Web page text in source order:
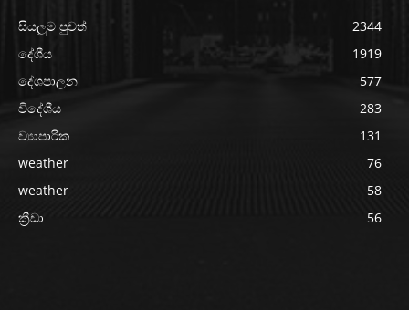
සියලුම පුවත්
2344
දේශීය
1919
දේශපාලන
577
විදේශීය
283
ව්‍යාපාරික
131
weather
76
weather
58
ක්‍රීඩා
56